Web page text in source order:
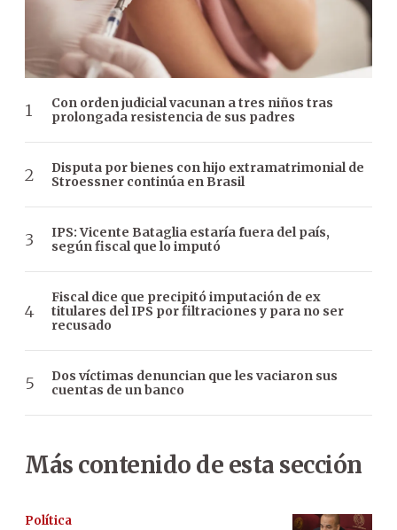
Con orden judicial vacunan a tres niños tras
prolongada resistencia de sus padres
Disputa por bienes con hijo extramatrimonial de
Stroessner continúa en Brasil
IPS: Vicente Bataglia estaría fuera del país,
según fiscal que lo imputó
Fiscal dice que precipitó imputación de ex
titulares del IPS por filtraciones y para no ser
recusado
Dos víctimas denuncian que les vaciaron sus
cuentas de un banco
Más contenido de esta sección
Política